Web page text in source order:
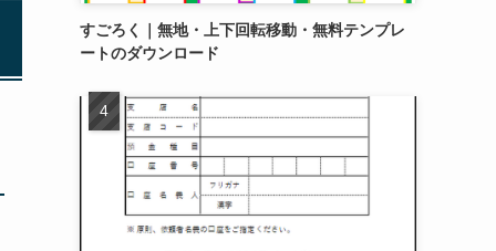
すごろく｜無地・上下回転移動・無料テンプレ
ートのダウンロード